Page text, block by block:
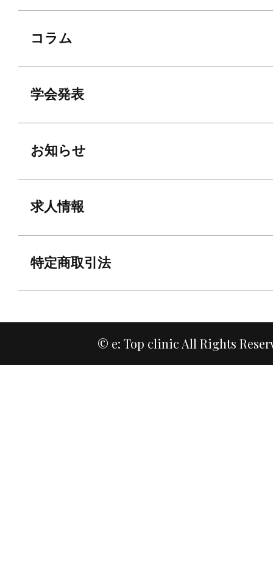
コラム
学会発表
お知らせ
求人情報
特定商取引法
© e: Top clinic All Rights